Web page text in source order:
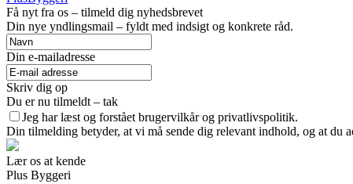
Få nyt fra os – tilmeld dig nyhedsbrevet
Din nye yndlingsmail – fyldt med indsigt og konkrete råd.
Din e-mailadresse
Skriv dig op
Du er nu tilmeldt – tak
Jeg har læst og forstået brugervilkår og privatlivspolitik.
Din tilmelding betyder, at vi må sende dig relevant indhold, og at du
Lær os at kende
Plus Byggeri